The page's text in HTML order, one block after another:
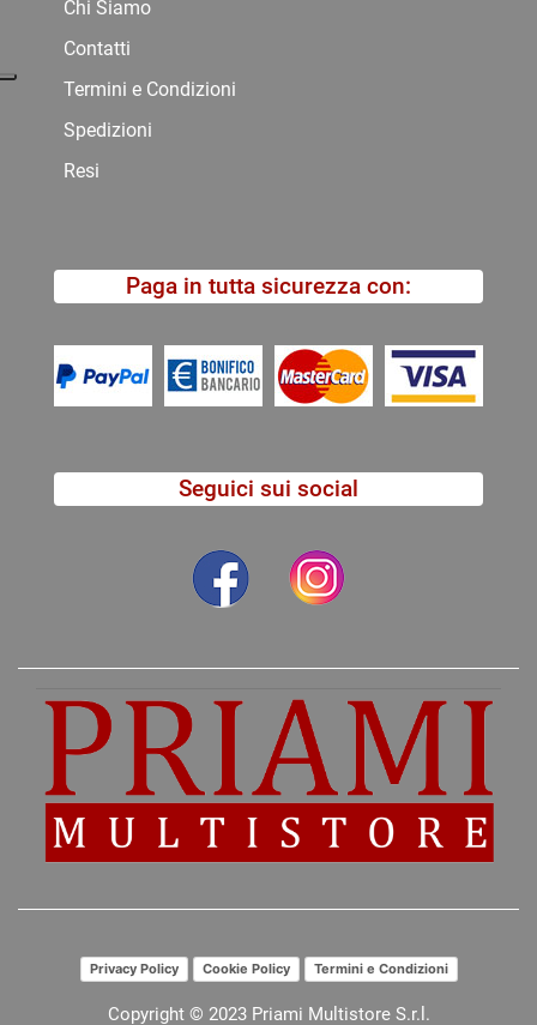
Chi Siamo
Contatti
Termini e Condizioni
Spedizioni
Resi
Paga in tutta sicurezza con:
Seguici sui social
Privacy Policy Cookie Policy Termini e Condizioni
Copyright © 2023 Priami Multistore S.r.l.